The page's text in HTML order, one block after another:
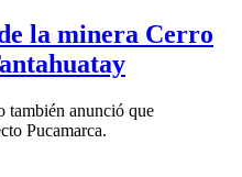
la minera Cerro
también anunció que
Pucamarca.